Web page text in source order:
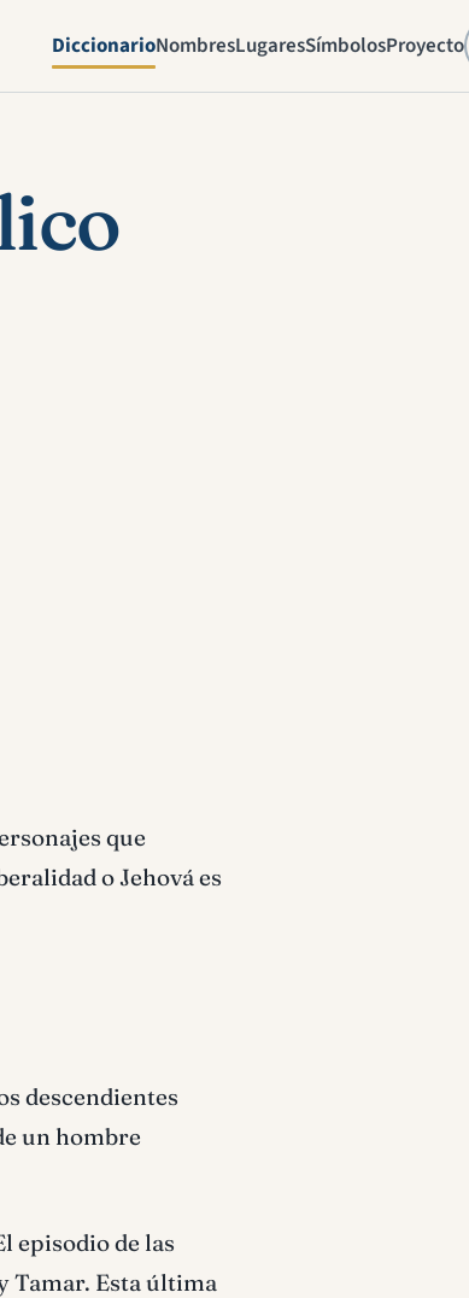
DiccionarioNombresLugaresSímbolosProyecto
que
o Jehová es
descendientes
un hombre
episodio de las
Tamar. Esta última